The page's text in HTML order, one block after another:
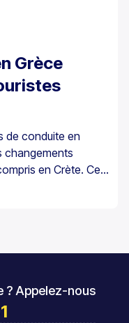
Grèce
de conduite en
changements
en Crète. Ces
et les
? Appelez-nous